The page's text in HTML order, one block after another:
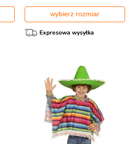
wybierz rozmiar
Expresowa wysyłka